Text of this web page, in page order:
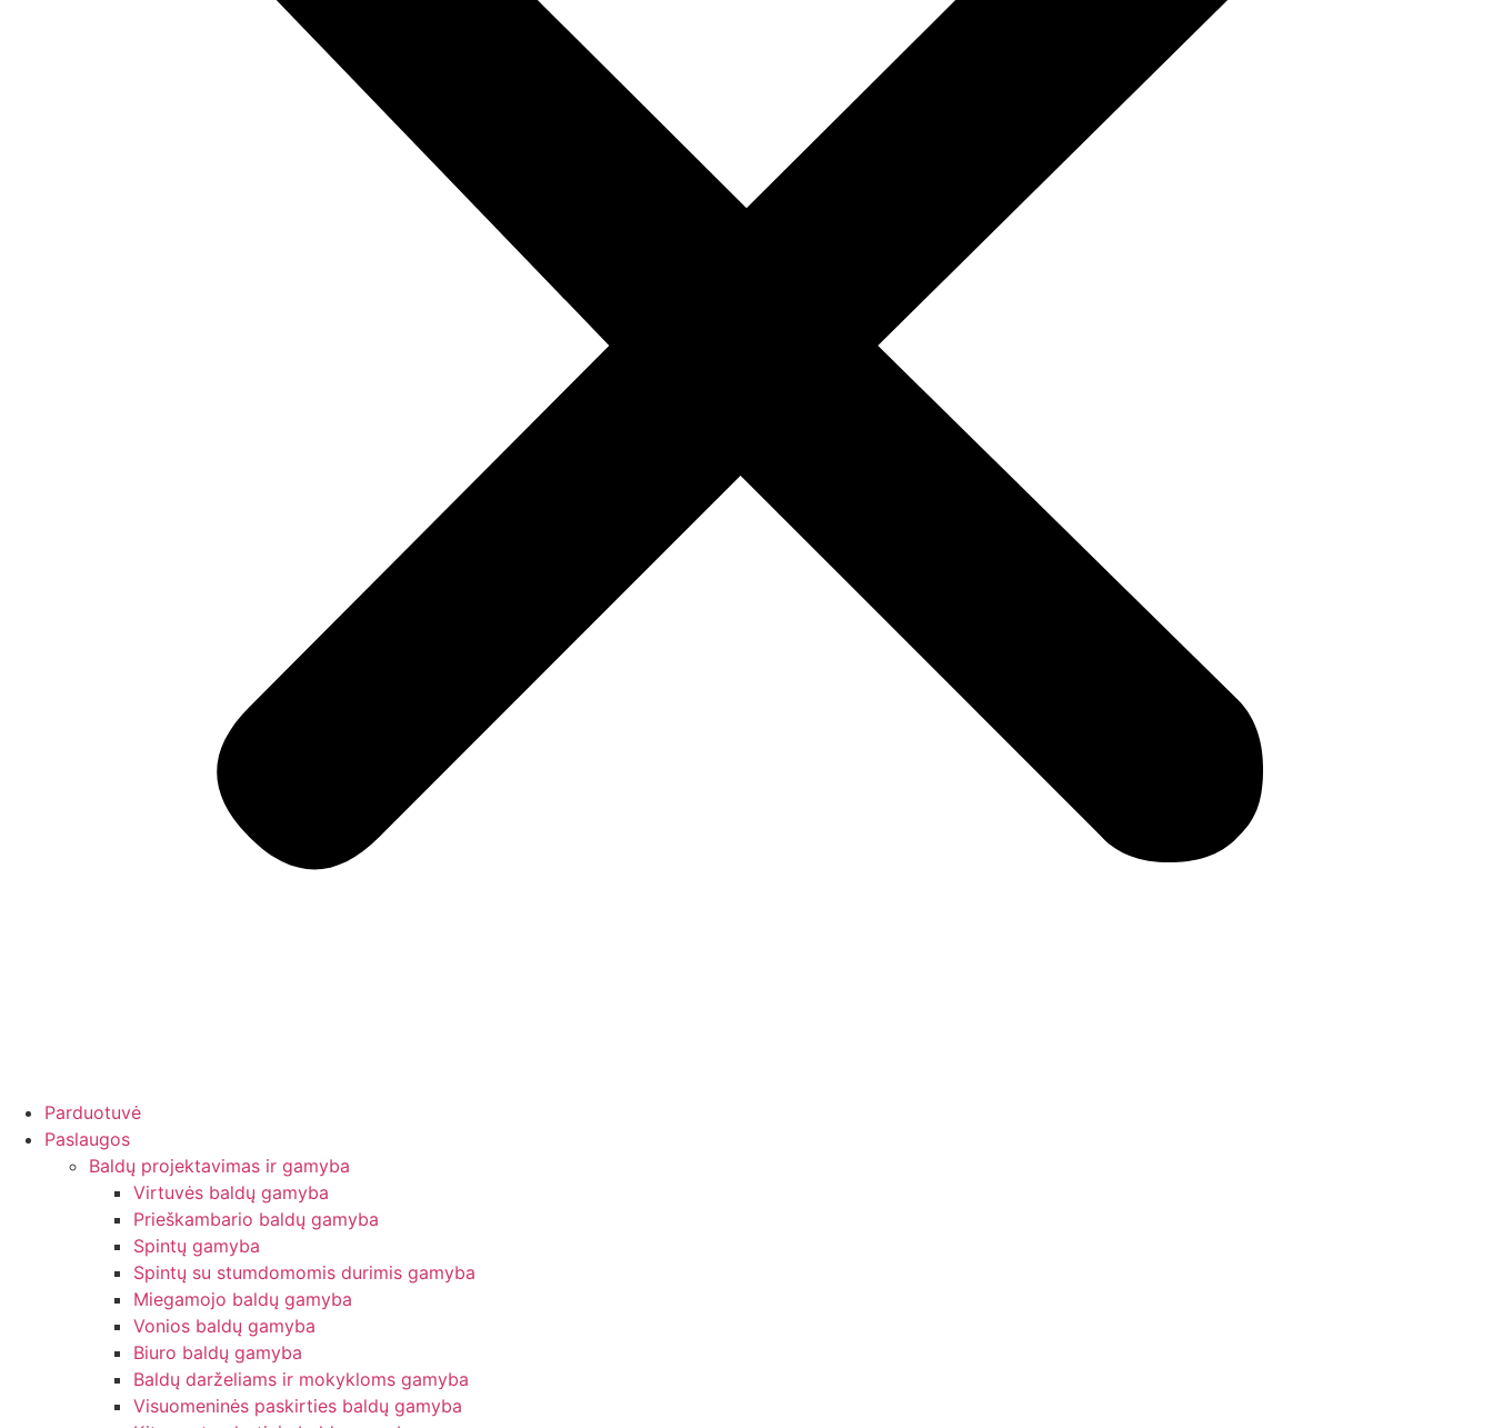
Parduotuvė
Paslaugos
Baldų projektavimas ir gamyba
Virtuvės baldų gamyba
Prieškambario baldų gamyba
Spintų gamyba
Spintų su stumdomomis durimis gamyba
Miegamojo baldų gamyba
Vonios baldų gamyba
Biuro baldų gamyba
Baldų darželiams ir mokykloms gamyba
Visuomeninės paskirties baldų gamyba